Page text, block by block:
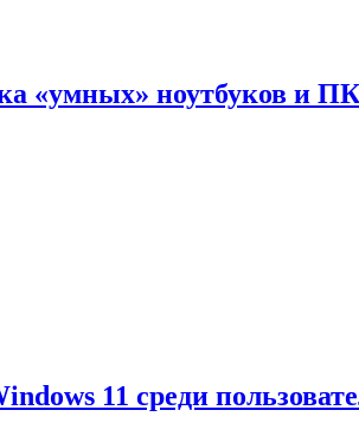
«умных» ноутбуков и ПК
11 среди